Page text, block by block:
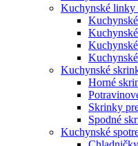
Kuchynské linky
Kuchynské
Horné
Skrinky
Spodné
Kuchynské